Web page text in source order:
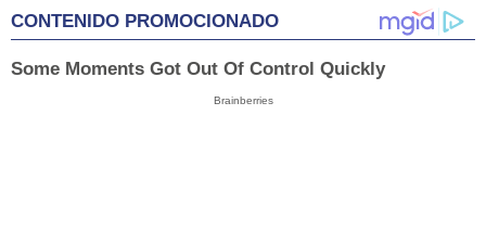
CONTENIDO PROMOCIONADO
Some Moments Got Out Of Control Quickly
Brainberries